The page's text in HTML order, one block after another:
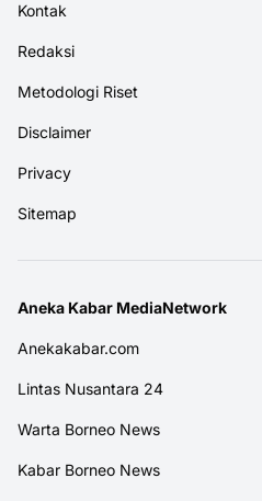
Kontak
Redaksi
Metodologi Riset
Disclaimer
Privacy
Sitemap
Aneka Kabar MediaNetwork
Anekakabar.com
Lintas Nusantara 24
Warta Borneo News
Kabar Borneo News